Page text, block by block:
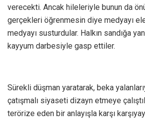
verecekti. Ancak hileleriyle bunun da
gerçekleri öğrenmesin diye medyayı
medyayı susturdular. Halkın sandığa
kayyum darbesiyle gasp ettiler.
Sürekli düşman yaratarak, beka
çatışmalı siyaseti dizayn etmeye
terörize eden bir anlayışla karşı